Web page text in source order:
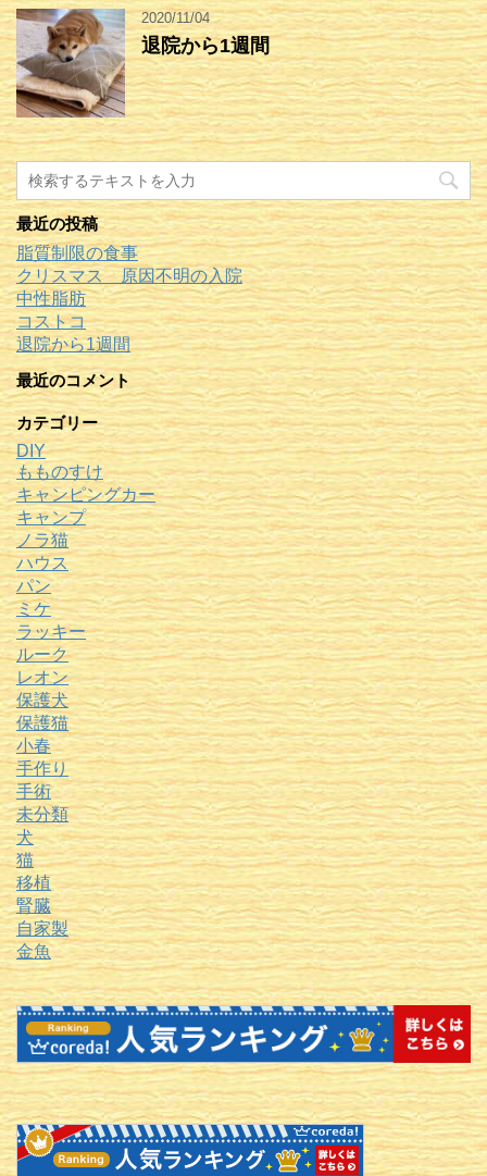
2020/11/04
退院から1週間
最近の投稿
脂質制限の食事
クリスマス 原因不明の入院
中性脂肪
コストコ
退院から1週間
最近のコメント
カテゴリー
DIY
もものすけ
キャンピングカー
キャンプ
ノラ猫
ハウス
パン
ミケ
ラッキー
ルーク
レオン
保護犬
保護猫
小春
手作り
手術
未分類
犬
猫
移植
腎臓
自家製
金魚